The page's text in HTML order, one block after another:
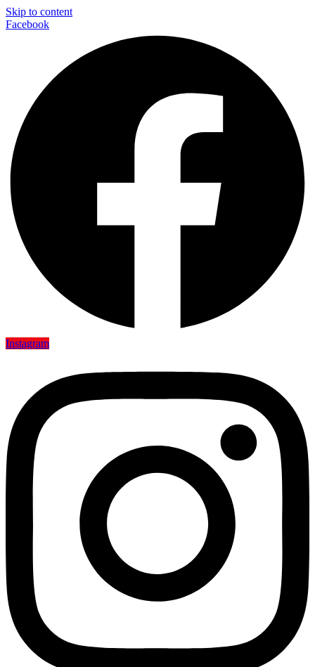
Skip to content
Facebook
Instagram